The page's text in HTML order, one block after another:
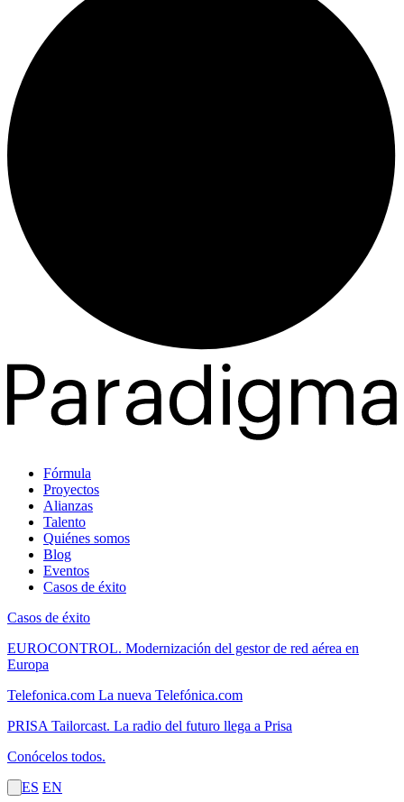
Fórmula
Proyectos
Alianzas
Talento
Quiénes somos
Blog
Eventos
Casos de éxito
Casos de éxito
EUROCONTROL. Modernización del gestor de red aérea en
Europa
Telefonica.com La nueva Telefónica.com
PRISA Tailorcast. La radio del futuro llega a Prisa
Conócelos todos.
ES EN